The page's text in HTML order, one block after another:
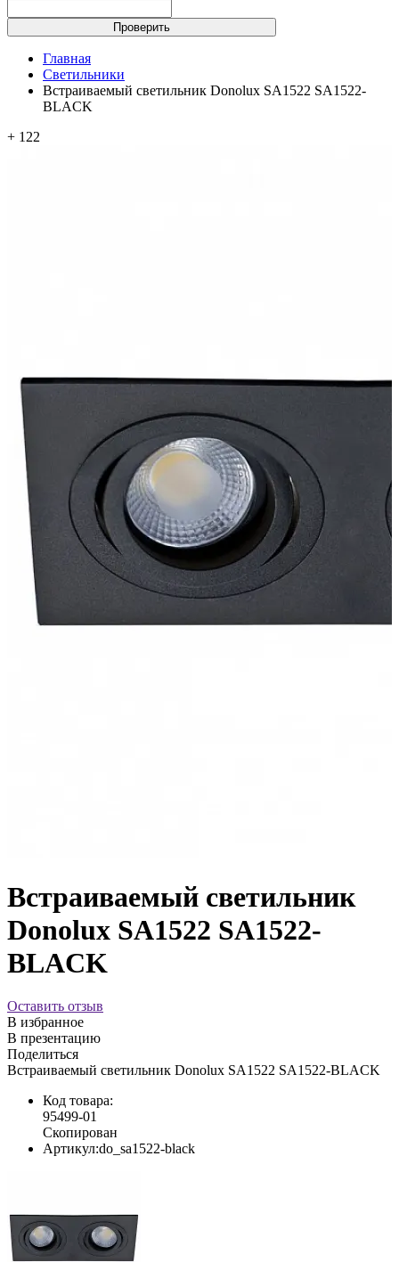
Проверить
Главная
Светильники
Встраиваемый светильник Donolux SA1522 SA1522-
BLACK
+ 122
Встраиваемый светильник
Donolux SA1522 SA1522-
BLACK
Оставить отзыв
В избранное
В презентацию
Поделиться
Встраиваемый светильник Donolux SA1522 SA1522-BLACK
Код товара:
95499-01
Скопирован
Артикул:do_sa1522-black